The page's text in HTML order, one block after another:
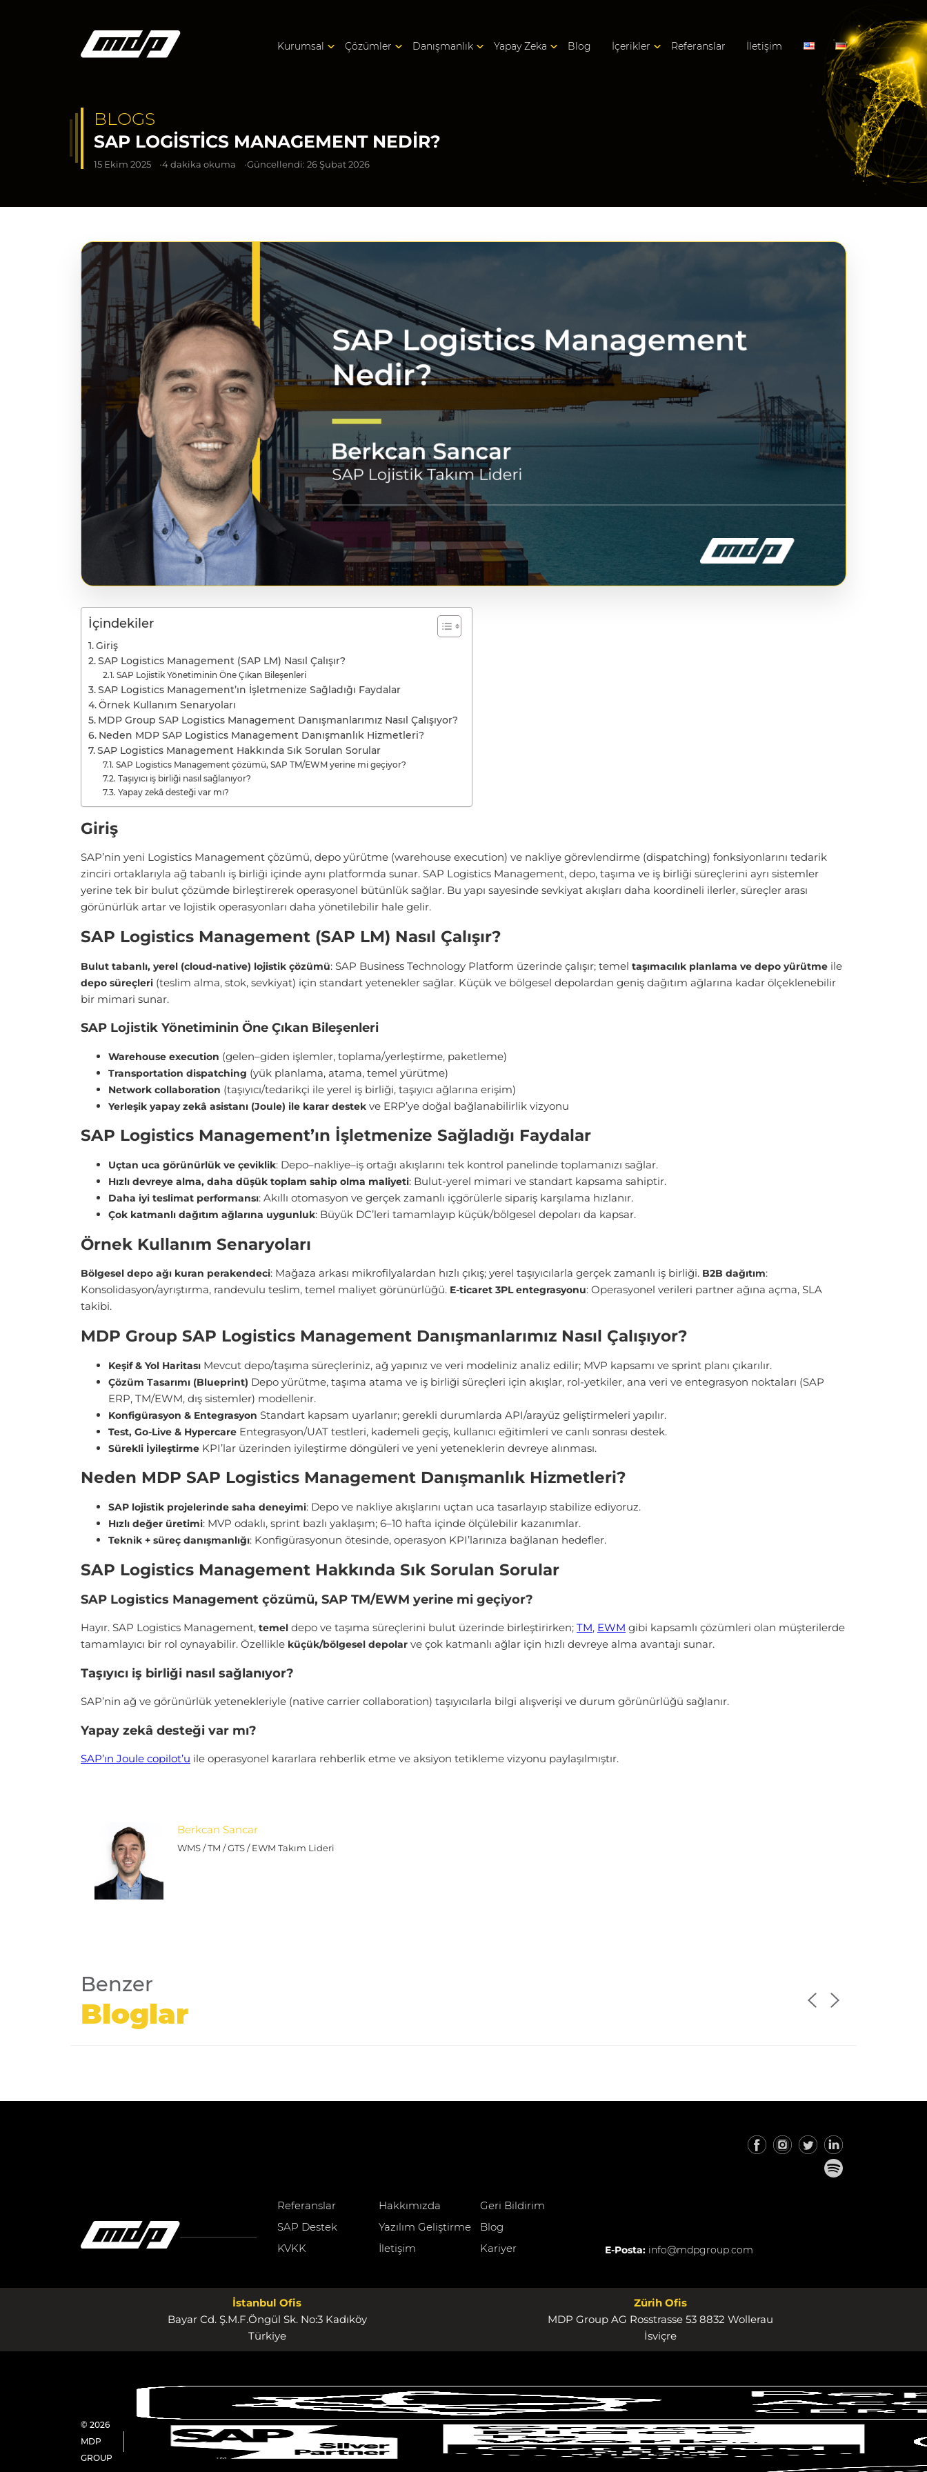
Kurumsal Çözümler Danışmanlık Yapay Zeka Blog İçerikler Referanslar İletişim
BLOGS
SAP LOGISTICS MANAGEMENT NEDIR?
15 Ekim 2025 4 dakika okuma Güncellendi: 26 Şubat 2026
İçindekiler
Giriş
SAP Logistics Management (SAP LM) Nasıl Çalışır?
SAP Lojistik Yönetiminin Öne Çıkan Bileşenleri
SAP Logistics Management’ın İşletmenize Sağladığı Faydalar
Örnek Kullanım Senaryoları
MDP Group SAP Logistics Management Danışmanlarımız Nasıl Çalışıyor?
Neden MDP SAP Logistics Management Danışmanlık Hizmetleri?
SAP Logistics Management Hakkında Sık Sorulan Sorular
SAP Logistics Management çözümü, SAP TM/EWM yerine mi geçiyor?
Taşıyıcı iş birliği nasıl sağlanıyor?
Yapay zekâ desteği var mı?
Giriş
SAP’nin yeni Logistics Management çözümü, depo yürütme (warehouse execution) ve nakliye görevlendirme (dispatching) fonksiyonlarını tedarik
zinciri ortaklarıyla ağ tabanlı iş birliği içinde aynı platformda sunar. SAP Logistics Management, depo, taşıma ve iş birliği süreçlerini ayrı sistemler
yerine tek bir bulut çözümde birleştirerek operasyonel bütünlük sağlar. Bu yapı sayesinde sevkiyat akışları daha koordineli ilerler, süreçler arası
görünürlük artar ve lojistik operasyonları daha yönetilebilir hale gelir.
SAP Logistics Management (SAP LM) Nasıl Çalışır?
Bulut tabanlı, yerel (cloud-native) lojistik çözümü: SAP Business Technology Platform üzerinde çalışır; temel taşımacılık planlama ve depo yürütme ile
depo süreçleri (teslim alma, stok, sevkiyat) için standart yetenekler sağlar. Küçük ve bölgesel depolardan geniş dağıtım ağlarına kadar ölçeklenebilir
bir mimari sunar.
SAP Lojistik Yönetiminin Öne Çıkan Bileşenleri
Warehouse execution (gelen–giden işlemler, toplama/yerleştirme, paketleme)
Transportation dispatching (yük planlama, atama, temel yürütme)
Network collaboration (taşıyıcı/tedarikçi ile yerel iş birliği, taşıyıcı ağlarına erişim)
Yerleşik yapay zekâ asistanı (Joule) ile karar destek ve ERP’ye doğal bağlanabilirlik vizyonu
SAP Logistics Management’ın İşletmenize Sağladığı Faydalar
Uçtan uca görünürlük ve çeviklik: Depo–nakliye–iş ortağı akışlarını tek kontrol panelinde toplamanızı sağlar.
Hızlı devreye alma, daha düşük toplam sahip olma maliyeti: Bulut-yerel mimari ve standart kapsama sahiptir.
Daha iyi teslimat performansı: Akıllı otomasyon ve gerçek zamanlı içgörülerle sipariş karşılama hızlanır.
Çok katmanlı dağıtım ağlarına uygunluk: Büyük DC’leri tamamlayıp küçük/bölgesel depoları da kapsar.
Örnek Kullanım Senaryoları
Bölgesel depo ağı kuran perakendeci: Mağaza arkası mikrofilyalardan hızlı çıkış; yerel taşıyıcılarla gerçek zamanlı iş birliği. B2B dağıtım:
Konsolidasyon/ayrıştırma, randevulu teslim, temel maliyet görünürlüğü. E-ticaret 3PL entegrasyonu: Operasyonel verileri partner ağına açma, SLA
takibi.
MDP Group SAP Logistics Management Danışmanlarımız Nasıl Çalışıyor?
Keşif & Yol Haritası Mevcut depo/taşıma süreçleriniz, ağ yapınız ve veri modeliniz analiz edilir; MVP kapsamı ve sprint planı çıkarılır.
Çözüm Tasarımı (Blueprint) Depo yürütme, taşıma atama ve iş birliği süreçleri için akışlar, rol-yetkiler, ana veri ve entegrasyon noktaları (SAP
ERP, TM/EWM, dış sistemler) modellenir.
Konfigürasyon & Entegrasyon Standart kapsam uyarlanır; gerekli durumlarda API/arayüz geliştirmeleri yapılır.
Test, Go-Live & Hypercare Entegrasyon/UAT testleri, kademeli geçiş, kullanıcı eğitimleri ve canlı sonrası destek.
Sürekli İyileştirme KPI’lar üzerinden iyileştirme döngüleri ve yeni yeteneklerin devreye alınması.
Neden MDP SAP Logistics Management Danışmanlık Hizmetleri?
SAP lojistik projelerinde saha deneyimi: Depo ve nakliye akışlarını uçtan uca tasarlayıp stabilize ediyoruz.
Hızlı değer üretimi: MVP odaklı, sprint bazlı yaklaşım; 6–10 hafta içinde ölçülebilir kazanımlar.
Teknik + süreç danışmanlığı: Konfigürasyonun ötesinde, operasyon KPI’larınıza bağlanan hedefler.
SAP Logistics Management Hakkında Sık Sorulan Sorular
SAP Logistics Management çözümü, SAP TM/EWM yerine mi geçiyor?
Hayır. SAP Logistics Management, temel depo ve taşıma süreçlerini bulut üzerinde birleştirirken; TM, EWM gibi kapsamlı çözümleri olan müşterilerde
tamamlayıcı bir rol oynayabilir. Özellikle küçük/bölgesel depolar ve çok katmanlı ağlar için hızlı devreye alma avantajı sunar.
Taşıyıcı iş birliği nasıl sağlanıyor?
SAP’nin ağ ve görünürlük yetenekleriyle (native carrier collaboration) taşıyıcılarla bilgi alışverişi ve durum görünürlüğü sağlanır.
Yapay zekâ desteği var mı?
SAP’ın Joule copilot’u ile operasyonel kararlara rehberlik etme ve aksiyon tetikleme vizyonu paylaşılmıştır.
Berkcan Sancar
WMS / TM / GTS / EWM Takım Lideri
Benzer
Bloglar
Referanslar Hakkımızda
Geri Bildirim
SAP Destek
Yazılım Geliştirme
Blog
KVKK
İletişim Kariyer E-Posta: info@mdpgroup.com
İstanbul Ofis
Bayar Cd. Ş.M.F.Öngül Sk. No:3 Kadıköy
Türkiye
Zürih Ofis
MDP Group AG Rosstrasse 53 8832 Wollerau
İsviçre
© 2026
MDP
GROUP